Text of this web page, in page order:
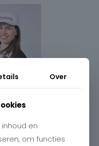
Over
en
om functies